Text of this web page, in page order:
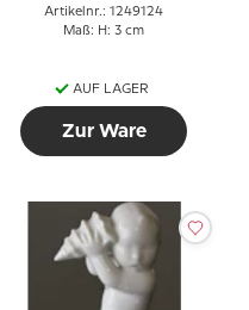
Artikelnr.: 1249124
Maß: H: 3 cm
AUF LAGER
Zur Ware